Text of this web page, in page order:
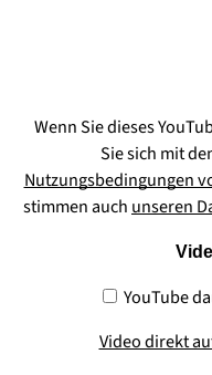
Wenn Sie dieses
Sie sich mit
Nutzungsbedingungen
stimmen auch unseren
YouTube
Video direkt